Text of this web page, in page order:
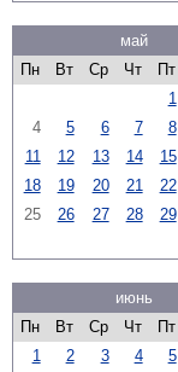
май
Пн
Вт Ср Чт Пт
1
4
5 6 7 8
11
12 13 14 15
18
19 20 21 22
25
26 27 28 29
июнь
Пн
Вт Ср Чт Пт
1
2 3 4 5